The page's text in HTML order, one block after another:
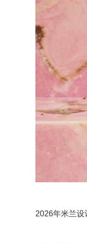
2026年米兰